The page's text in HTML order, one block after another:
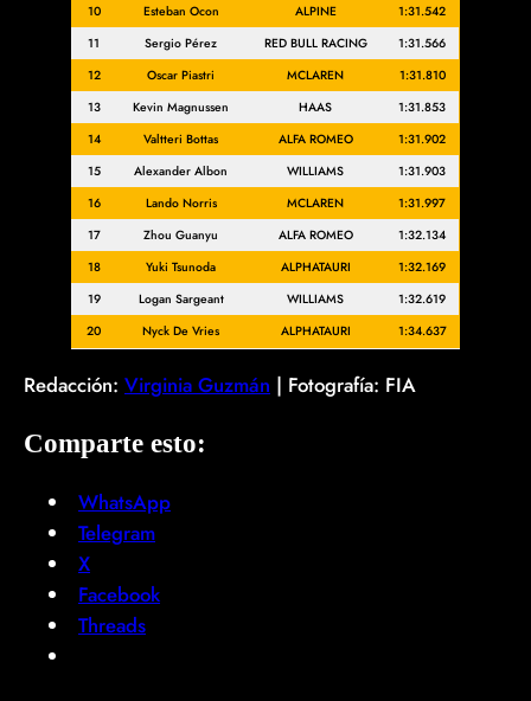
10
Esteban Ocon ALPINE
1:31.542
11
Sergio Pérez RED BULL RACING
1:31.566
12
Oscar Piastri MCLAREN
1:31.810
13
Kevin Magnussen HAAS
1:31.853
14
Valtteri Bottas ALFA ROMEO
1:31.902
15
Alexander Albon WILLIAMS
1:31.903
16
Lando Norris MCLAREN
1:31.997
17
Zhou Guanyu ALFA ROMEO
1:32.134
18
Yuki Tsunoda ALPHATAURI
1:32.169
19
Logan Sargeant WILLIAMS
1:32.619
20
Nyck De Vries ALPHATAURI 1:34.637
Redacción: Virginia Guzmán | Fotografía: FIA
Comparte esto:
WhatsApp
Telegram
X
Facebook
Threads